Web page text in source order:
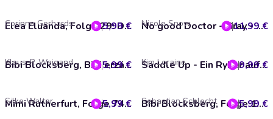
Elea Eluanda, Folge 29: Der Frühlingsball
Corinna Gerhards 5,99 € No good Doctor - Gray - Heroes of Heart's Edge, Band 2 (Ungekürzt)
Nicole Snow 11,99 €
Bibi Blocksberg, Bibi erzählt, Folge 10: Freundinnengeschichten
Klaus-P. Weigand 5,99 € Saddle Up - Ein Ryker auf Probe - Ryker Ranch, Band 1 (Ungekürzt)
Kim Loraine 9,99 €
Mimi Rutherfurt, Folge 74: Dieb oder Mörder (ungekürzt)
Silke Walter 5,99 € Bibi Blocksberg, Folge 163: Der falsche Hextrank
Sebastian Schlecht 5,99 €